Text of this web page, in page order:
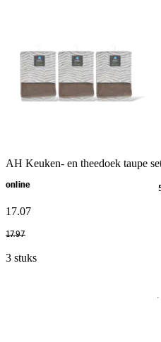
AH Keuken- en theedoek taupe
online
17.07
17.97
3 stuks